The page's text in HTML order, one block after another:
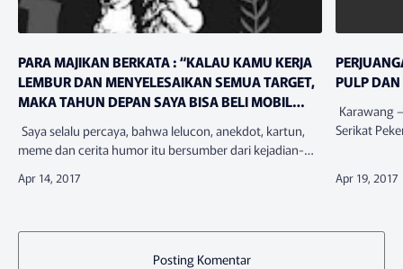
PARA MAJIKAN BERKATA : “KALAU KAMU KERJA
LEMBUR DAN MENYELESAIKAN SEMUA TARGET,
MAKA TAHUN DEPAN SAYA BISA BELI MOBIL
Saya selalu percaya, bahwa lelucon, anekdot, kartun,
meme dan cerita humor itu bersumber dari kejadian-
nyata lalu dik…
PULP
Karawang
Serikat
Posting Komentar